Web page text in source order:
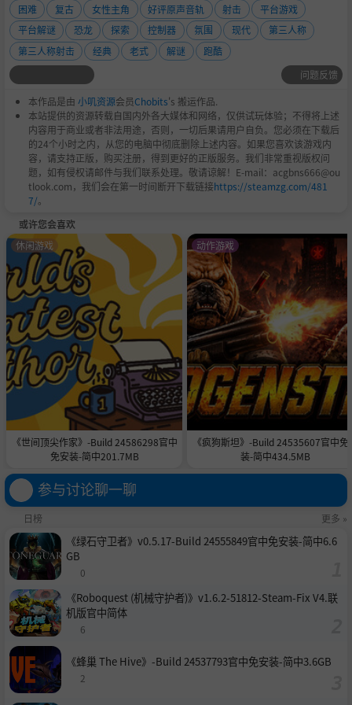
困难 复古 女性主角 好评原声音轨 射击
平台游戏
平台解谜
恐龙 探索 控制器 氛围 现代
第三人称
第三人称射击
经典 老式 解谜
跑酷
问题反馈
本作品是由 小叽资源会员Chobits's 搬运作品.
本站提供的资源转载自国内外各大媒体和网络，仅供试玩体验；不得将上述
内容用于商业或者非法用途，否则，一切后果请用户自负。您必须在下载后
的24个小时之内，从您的电脑中彻底删除上述内容。如果您喜欢该游戏内
容，请支持正版，购买注册，得到更好的正版服务。我们非常重视版权问
题，如有侵权请邮件与我们联系处理。敬请谅解！E-mail：acgbns666@ou
tlook.com，我们会在第一时间断开下载链接https://steamzg.com/481
7/。
或许您会喜欢
《世间顶尖作家》-Build 24586298官中
免安装-简中201.7MB
休闲游戏
《疯狗斯坦》-Build 24535607官中免
装-简中434.5MB
动作游戏
参与讨论聊一聊
日榜 更多 »
《绿石守卫者》v0.5.17-Build 24555849官中免安装-简中6.6
GB
0
《Roboquest (机械守护者)》v1.6.2-51812-Steam-Fix V4.联
机版官中简体
6
《蜂巢 The Hive》-Build 24537793官中免安装-简中3.6GB
2